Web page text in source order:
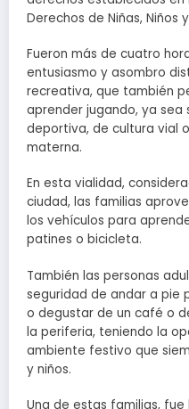
Derechos de Niñas, Niños
Fueron más de cuatro
entusiasmo y asombro
recreativa, que también
aprender jugando, ya
deportiva, de cultura vial
materna.
En esta vialidad,
ciudad, las familias
los vehículos para
patines o bicicleta.
También las personas
seguridad de andar a pie
o degustar de un café o
la periferia, teniendo la
ambiente festivo que
y niños.
Una de estas familias, fue